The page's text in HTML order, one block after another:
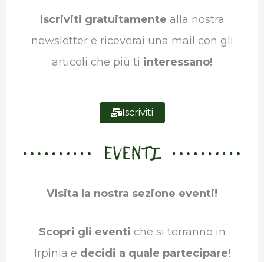
Iscriviti gratuitamente alla nostra
newsletter e riceverai una mail con gli
articoli che più ti interessano!
Iscriviti
EVENTI
Visita la nostra sezione eventi!
Scopri gli eventi che si terranno in
Irpinia e decidi a quale partecipare!